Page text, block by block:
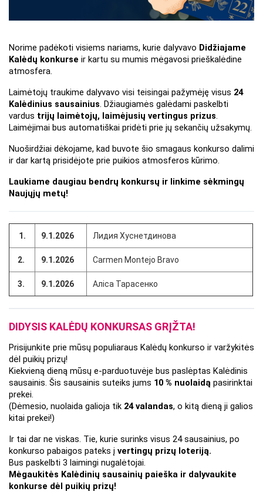
Norime padėkoti visiems nariams, kurie dalyvavo Didžiajame
Kalėdų konkurse ir kartu su mumis mėgavosi prieškalėdine
atmosfera.
Laimėtojų traukime dalyvavo visi teisingai pažymėję visus 24
Kalėdinius sausainius. Džiaugiamės galėdami paskelbti
vardus trijų laimėtojų, laimėjusių vertingus prizus.
Laimėjimai bus automatiškai pridėti prie jų sekančių užsakymų.
Nuoširdžiai dėkojame, kad buvote šio smagaus konkurso dalimi
ir dar kartą prisidėjote prie puikios atmosferos kūrimo.
Laukiame daugiau bendrų konkursų ir linkime sėkmingų
Naujųjų metų!
1. 9.1.2026 Лидия Хуснетдинова
2. 9.1.2026 Carmen Montejo Bravo
3. 9.1.2026 Аліса Тарасенко
DIDYSIS KALĖDŲ KONKURSAS GRĮŽTA!
Prisijunkite prie mūsų populiaraus Kalėdų konkurso ir varžykitės
dėl puikių prizų!
Kiekvieną dieną mūsų e-parduotuvėje bus paslėptas Kalėdinis
sausainis. Šis sausainis suteiks jums 10 % nuolaidą pasirinktai
prekei.
(Dėmesio, nuolaida galioja tik 24 valandas, o kitą dieną ji galios
kitai prekei!)
Ir tai dar ne viskas. Tie, kurie surinks visus 24 sausainius, po
konkurso pabaigos pateks į vertingų prizų loteriją.
Bus paskelbti 3 laimingi nugalėtojai.
Mėgaukitės Kalėdinių sausainių paieška ir dalyvaukite
konkurse dėl puikių prizų!